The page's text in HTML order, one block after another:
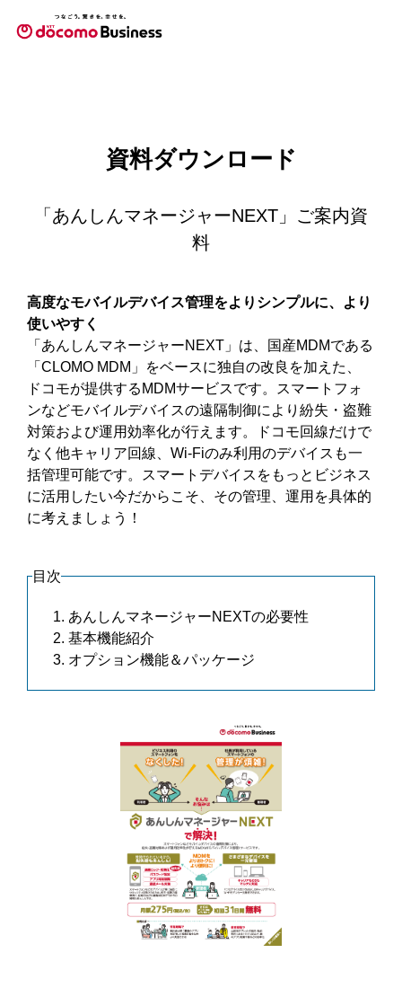
資料ダウンロード
「あんしんマネージャーNEXT」ご案内資
料
高度なモバイルデバイス管理をよりシンプルに、より
使いやすく
「あんしんマネージャーNEXT」は、国産MDMである
「CLOMO MDM」をベースに独自の改良を加えた、
ドコモが提供するMDMサービスです。スマートフォ
ンなどモバイルデバイスの遠隔制御により紛失・盗難
対策および運用効率化が行えます。ドコモ回線だけで
なく他キャリア回線、Wi-Fiのみ利用のデバイスも一
括管理可能です。スマートデバイスをもっとビジネス
に活用したい今だからこそ、その管理、運用を具体的
に考えましょう！
目次
あんしんマネージャーNEXTの必要性
基本機能紹介
オプション機能＆パッケージ